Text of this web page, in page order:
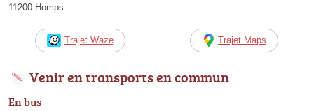
11200 Homps
Trajet Waze Trajet Maps
Venir en transports en commun
En bus